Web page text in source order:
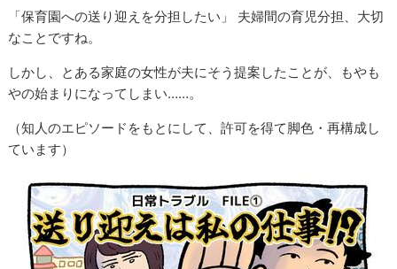
「保育園への送り迎えを分担したい」 夫婦間の育児分担、大切
なことですね。
しかし、とある家庭の女性が夫にそう提案したことが、もやも
やの始まりになってしまい……。
（知人のエピソードをもとにして、許可を得て脚色・再構成し
ています）